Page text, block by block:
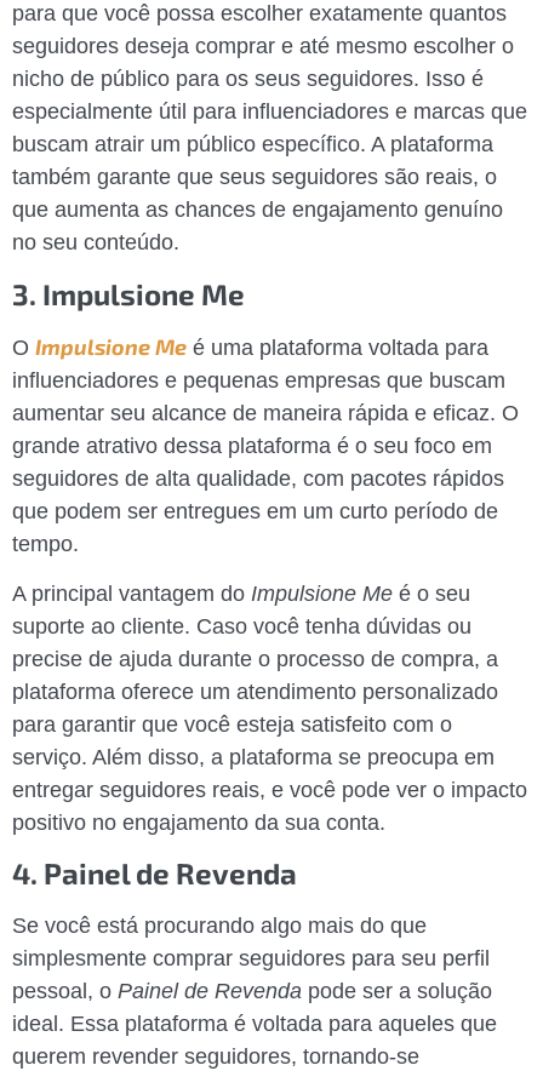
para que você possa escolher exatamente quantos
seguidores deseja comprar e até mesmo escolher o
nicho de público para os seus seguidores. Isso é
especialmente útil para influenciadores e marcas que
buscam atrair um público específico. A plataforma
também garante que seus seguidores são reais, o
que aumenta as chances de engajamento genuíno
no seu conteúdo.
3. Impulsione Me
O Impulsione Me é uma plataforma voltada para
influenciadores e pequenas empresas que buscam
aumentar seu alcance de maneira rápida e eficaz. O
grande atrativo dessa plataforma é o seu foco em
seguidores de alta qualidade, com pacotes rápidos
que podem ser entregues em um curto período de
tempo.
A principal vantagem do Impulsione Me é o seu
suporte ao cliente. Caso você tenha dúvidas ou
precise de ajuda durante o processo de compra, a
plataforma oferece um atendimento personalizado
para garantir que você esteja satisfeito com o
serviço. Além disso, a plataforma se preocupa em
entregar seguidores reais, e você pode ver o impacto
positivo no engajamento da sua conta.
4. Painel de Revenda
Se você está procurando algo mais do que
simplesmente comprar seguidores para seu perfil
pessoal, o Painel de Revenda pode ser a solução
ideal. Essa plataforma é voltada para aqueles que
querem revender seguidores, tornando-se